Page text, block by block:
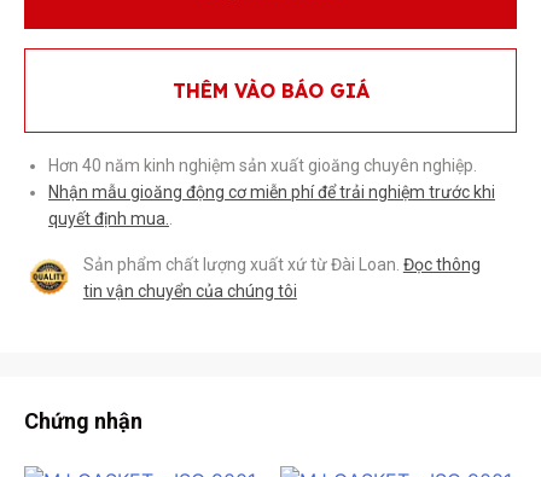
THÊM VÀO BÁO GIÁ
Hơn 40 năm kinh nghiệm sản xuất gioăng chuyên nghiệp.
Nhận mẫu gioăng động cơ miễn phí để trải nghiệm trước khi
quyết định mua.
Sản phẩm chất lượng xuất xứ từ Đài Loan. Đọc thông
tin vận chuyển của chúng tôi
Chứng nhận